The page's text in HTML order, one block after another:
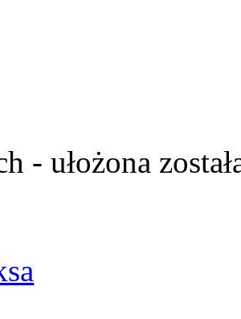
- ułożona